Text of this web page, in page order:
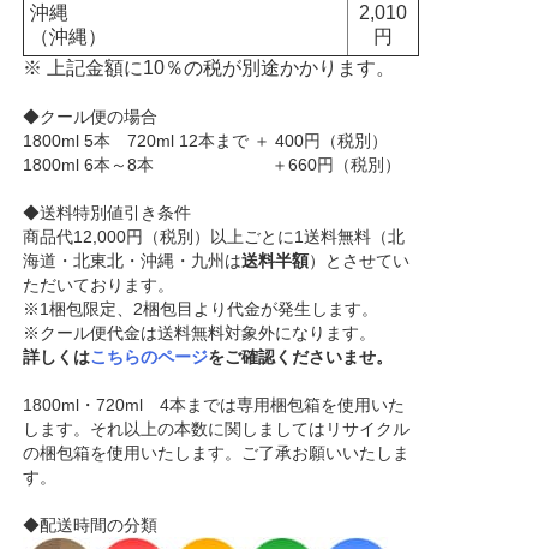
沖縄
（沖縄）
2,010
円
※ 上記金額に10％の税が別途かかります。
◆クール便の場合
1800ml 5本 720ml 12本まで ＋ 400円（税別）
1800ml 6本～8本 ＋660円（税別）
◆送料特別値引き条件
商品代12,000円（税別）以上ごとに1送料無料（北
海道・北東北・沖縄・九州は送料半額）とさせてい
ただいております。
※1梱包限定、2梱包目より代金が発生します。
※クール便代金は送料無料対象外になります。
詳しくはこちらのページをご確認くださいませ。
1800ml・720ml 4本までは専用梱包箱を使用いた
します。それ以上の本数に関しましてはリサイクル
の梱包箱を使用いたします。ご了承お願いいたしま
す。
◆配送時間の分類